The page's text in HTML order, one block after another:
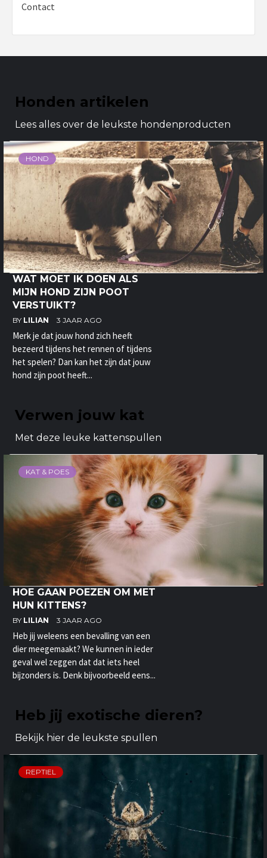
Contact
Honden artikelen
Lees alles over de leukste hondenproducten
HOND
WAT MOET IK DOEN ALS
MIJN HOND ZIJN POOT
VERSTUIKT?
BY LILIAN 3 JAAR AGO
Merk je dat jouw hond zich heeft
bezeerd tijdens het rennen of tijdens
het spelen? Dan kan het zijn dat jouw
hond zijn poot heeft...
Verwen jouw kat
Met deze leuke kattenspullen
KAT & POES
HOE GAAN POEZEN OM MET
HUN KITTENS?
BY LILIAN 3 JAAR AGO
Heb jij weleens een bevalling van een
dier meegemaakt? We kunnen in ieder
geval wel zeggen dat dat iets heel
bijzonders is. Denk bijvoorbeeld eens...
Heb jij exotische dieren?
Bekijk hier de leukste spullen
REPTIEL